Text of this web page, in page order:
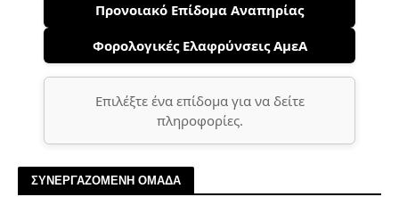
Προνοιακό Επίδομα Αναπηρίας
Φορολογικές Ελαφρύνσεις ΑμεΑ
Επιλέξτε ένα επίδομα για να δείτε
πληροφορίες.
ΣΥΝΕΡΓΑΖΟΜΕΝΗ ΟΜΑΔΑ